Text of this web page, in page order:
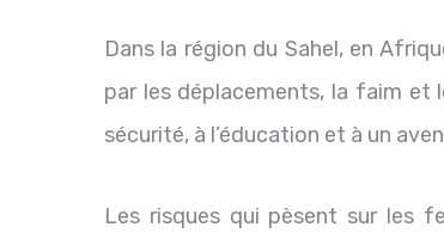
Dans la région du Sahel, en
par les déplacements, la faim et
sécurité, à l’éducation et à un
Les risques qui pèsent sur les